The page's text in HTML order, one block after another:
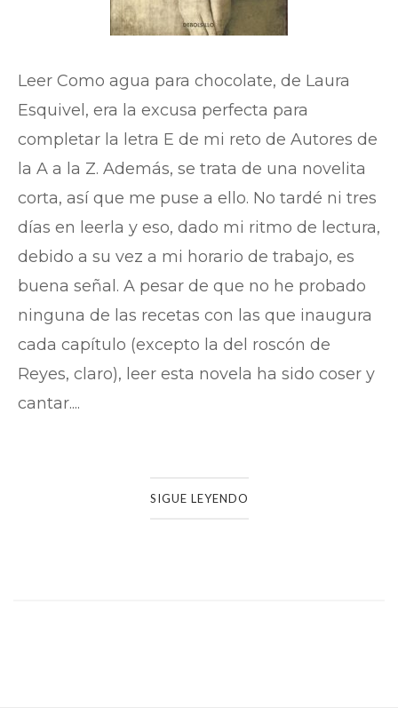
Leer Como agua para chocolate, de Laura
Esquivel, era la excusa perfecta para
completar la letra E de mi reto de Autores de
la A a la Z. Además, se trata de una novelita
corta, así que me puse a ello. No tardé ni tres
días en leerla y eso, dado mi ritmo de lectura,
debido a su vez a mi horario de trabajo, es
buena señal. A pesar de que no he probado
ninguna de las recetas con las que inaugura
cada capítulo (excepto la del roscón de
Reyes, claro), leer esta novela ha sido coser y
cantar....
SIGUE LEYENDO